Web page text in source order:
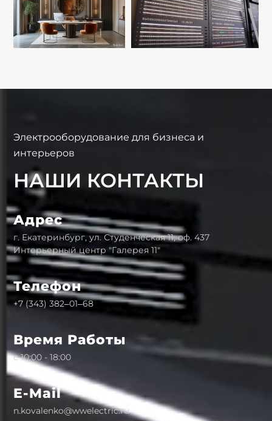
Электрооборудование для бизнеса и
интерьеров
НАШИ КОНТАКТЫ
Адрес
г. Екатеринбург, ул. Студенческая 11, оф. 437
Интерьерный центр "Галерея 11"
Телефон
+7 (343) 382‒01‒68
Время Работы
с 10:00 - 18:00
E-Mail
n.kovalenko@wwelectric.ru